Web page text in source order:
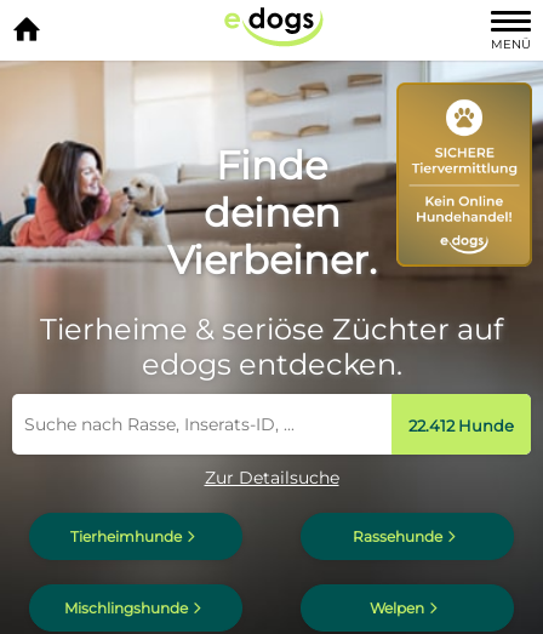

MENÜ
Finde
deinen
Vierbeiner.
Tierheime & seriöse Züchter auf
edogs entdecken.
22.412 Hunde
Zur Detailsuche
Tierheimhunded Rassehunded
Mischlingshunded Welpen d